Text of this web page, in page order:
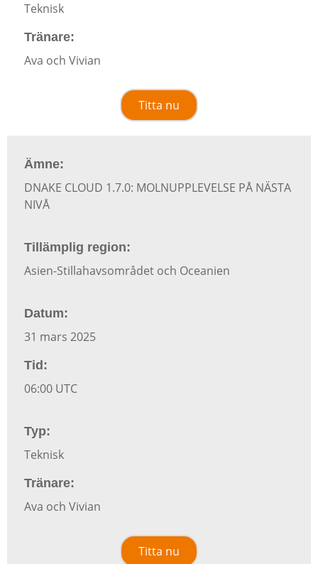
Teknisk
Tränare:
Ava och Vivian
Titta nu
Ämne:
DNAKE CLOUD 1.7.0: MOLNUPPLEVELSE PÅ NÄSTA
NIVÅ
Tillämplig region:
Asien-Stillahavsområdet och Oceanien
Datum:
31 mars 2025
Tid:
06:00 UTC
Typ:
Teknisk
Tränare:
Ava och Vivian
Titta nu